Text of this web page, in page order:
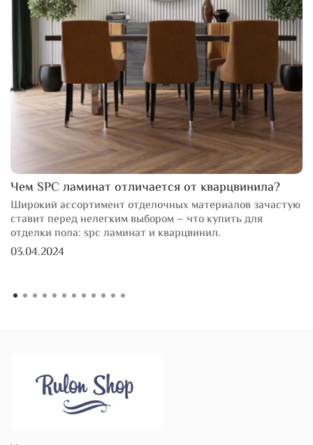
Чем SPC ламинат отличается от кварцвинила?
Широкий ассортимент отделочных материалов зачастую
ставит перед нелегким выбором – что купить для
отделки пола: spc ламинат и кварцвинил.
03.04.2024